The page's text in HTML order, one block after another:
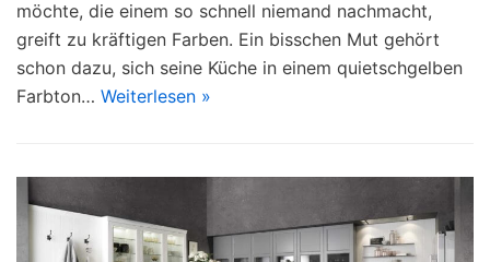
möchte, die einem so schnell niemand nachmacht,
greift zu kräftigen Farben. Ein bisschen Mut gehört
schon dazu, sich seine Küche in einem quietschgelben
Farbton… Weiterlesen »